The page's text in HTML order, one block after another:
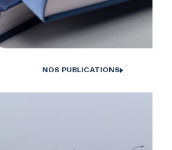
de Bertrand Carrière et Isabelle Hayeur.
NOS PUBLICATIONS